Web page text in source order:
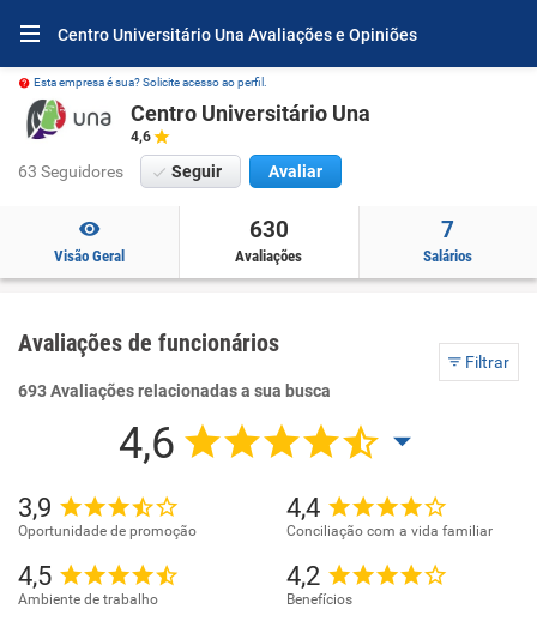
Centro Universitário Una Avaliações e Opiniões
Esta empresa é sua? Solicite acesso ao perfil.
Centro Universitário Una
4,6
63 Seguidores Seguir Avaliar
Visão Geral
630
Avaliações
7
Salários
Avaliações de funcionários
Filtrar
693 Avaliações relacionadas a sua busca
4,6
3,9
Oportunidade de promoção
4,4
Conciliação com a vida familiar
4,5
Ambiente de trabalho
4,2
Benefícios